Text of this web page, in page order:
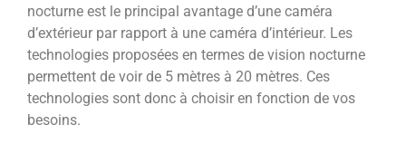
nocturne est le principal avantage d’une caméra
d’extérieur par rapport à une caméra d’intérieur. Les
technologies proposées en termes de vision nocturne
permettent de voir de 5 mètres à 20 mètres. Ces
technologies sont donc à choisir en fonction de vos
besoins.